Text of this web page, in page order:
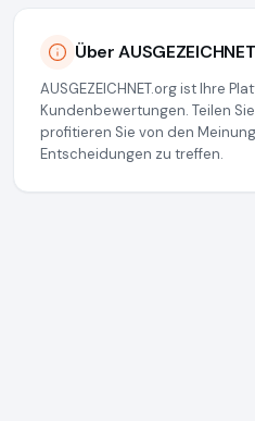
Über
AUSGEZEICHNET.org ist Ihre
Kundenbewertungen. Teilen
profitieren Sie von den
Entscheidungen zu treffen.